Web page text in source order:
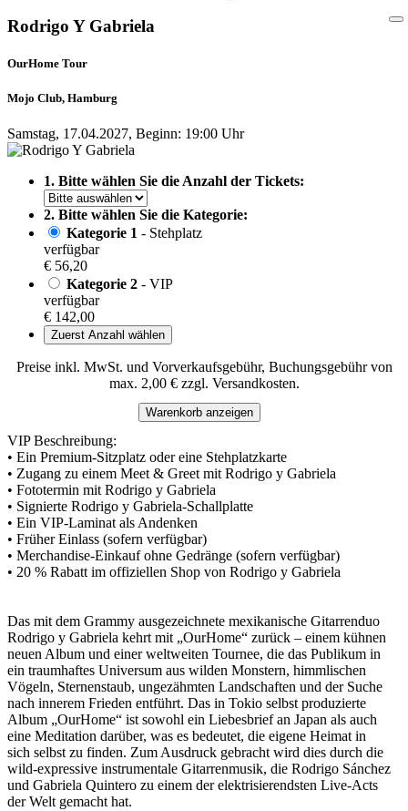
Rodrigo Y Gabriela
OurHome Tour
Mojo Club, Hamburg
Samstag, 17.04.2027, Beginn: 19:00 Uhr
1. Bitte wählen Sie die Anzahl der Tickets:
2. Bitte wählen Sie die Kategorie:
Kategorie 1 - Stehplatz
verfügbar
€ 56,20
Kategorie 2 - VIP
verfügbar
€ 142,00
Zuerst Anzahl wählen
Preise inkl. MwSt. und Vorverkaufsgebühr, Buchungsgebühr von
max. 2,00 € zzgl. Versandkosten.
Warenkorb anzeigen
VIP Beschreibung:
• Ein Premium-Sitzplatz oder eine Stehplatzkarte
• Zugang zu einem Meet & Greet mit Rodrigo y Gabriela
• Fototermin mit Rodrigo y Gabriela
• Signierte Rodrigo y Gabriela-Schallplatte
• Ein VIP-Laminat als Andenken
• Früher Einlass (sofern verfügbar)
• Merchandise-Einkauf ohne Gedränge (sofern verfügbar)
• 20 % Rabatt im offiziellen Shop von Rodrigo y Gabriela
Das mit dem Grammy ausgezeichnete mexikanische Gitarrenduo
Rodrigo y Gabriela kehrt mit „OurHome“ zurück – einem kühnen
neuen Album und einer weltweiten Tournee, die das Publikum in
ein traumhaftes Universum aus wilden Monstern, himmlischen
Vögeln, Sternenstaub, ungezähmten Landschaften und der Suche
nach innerem Frieden entführt. Das in Tokio selbst produzierte
Album „OurHome“ ist sowohl ein Liebesbrief an Japan als auch
eine Meditation darüber, was es bedeutet, die eigene Heimat in
sich selbst zu finden. Zum Ausdruck gebracht wird dies durch die
wild-expressive instrumentale Gitarrenmusik, die Rodrigo Sánchez
und Gabriela Quintero zu einem der elektrisierendsten Live-Acts
der Welt gemacht hat.